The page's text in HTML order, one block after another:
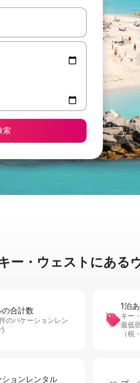
下の矢印キーを使って移動するか、画面
索
ー・ウェストに⁠あ⁠る
合⁠計⁠数
のバケーションレン
1泊
キー
最低
（税
ョ⁠ンレ⁠ン⁠タ⁠ル